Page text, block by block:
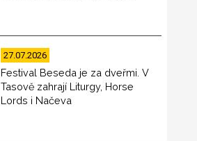
27.07.2026
Festival Beseda je za dveřmi. V
Tasově zahrají Liturgy, Horse
Lords i Načeva